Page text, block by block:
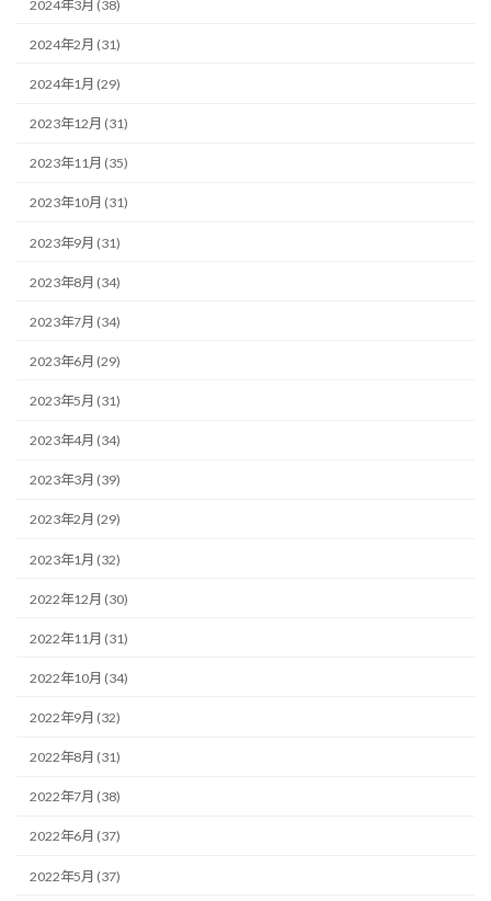
2024年3月 (38)
2024年2月 (31)
2024年1月 (29)
2023年12月 (31)
2023年11月 (35)
2023年10月 (31)
2023年9月 (31)
2023年8月 (34)
2023年7月 (34)
2023年6月 (29)
2023年5月 (31)
2023年4月 (34)
2023年3月 (39)
2023年2月 (29)
2023年1月 (32)
2022年12月 (30)
2022年11月 (31)
2022年10月 (34)
2022年9月 (32)
2022年8月 (31)
2022年7月 (38)
2022年6月 (37)
2022年5月 (37)